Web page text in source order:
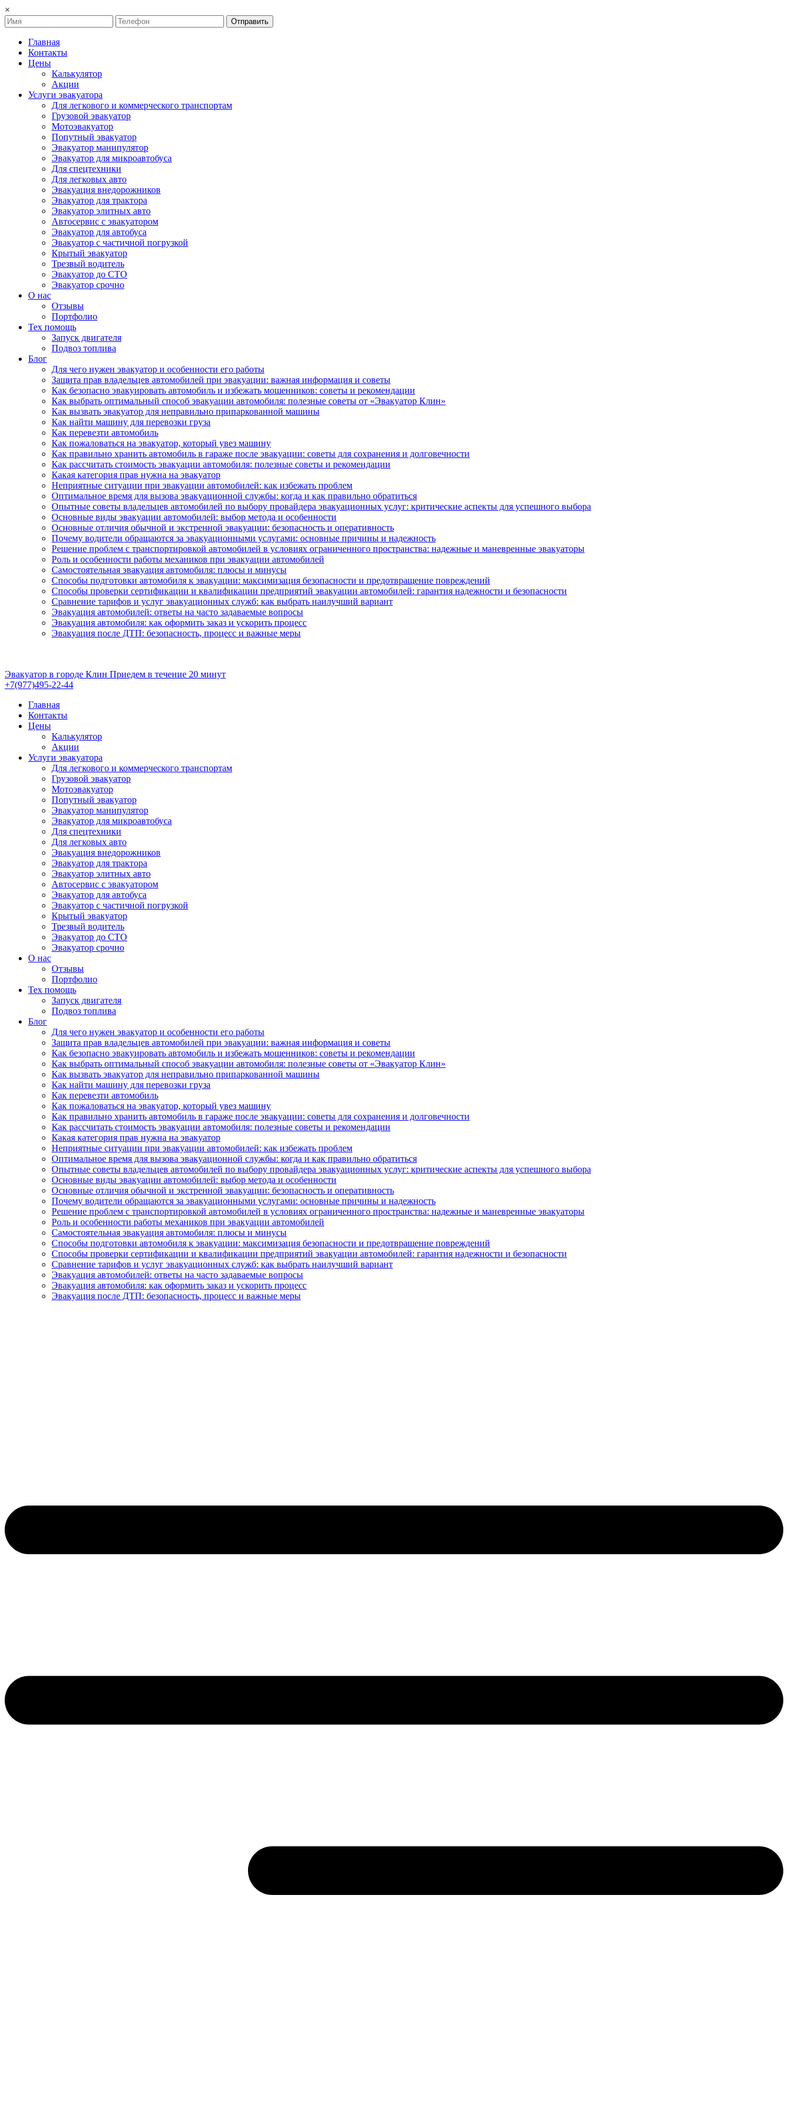
×
Отправить
Главная
Контакты
Цены
Калькулятор
Акции
Услуги эвакуатора
Для легкового и коммерческого транспортам
Грузовой эвакуатор
Мотоэвакуатор
Попутный эвакуатор
Эвакуатор манипулятор
Эвакуатор для микроавтобуса
Для спецтехники
Для легковых авто
Эвакуация внедорожников
Эвакуатор для трактора
Эвакуатор элитных авто
Автосервис с эвакуатором
Эвакуатор для автобуса
Эвакуатор с частичной погрузкой
Крытый эвакуатор
Трезвый водитель
Эвакуатор до СТО
Эвакуатор срочно
О нас
Отзывы
Портфолио
Тех помощь
Запуск двигателя
Подвоз топлива
Блог
Для чего нужен эвакуатор и особенности его работы
Защита прав владельцев автомобилей при эвакуации: важная информация и советы
Как безопасно эвакуировать автомобиль и избежать мошенников: советы и рекомендации
Как выбрать оптимальный способ эвакуации автомобиля: полезные советы от «Эвакуатор Клин»
Как вызвать эвакуатор для неправильно припаркованной машины
Как найти машину для перевозки груза
Как перевезти автомобиль
Как пожаловаться на эвакуатор, который увез машину
Как правильно хранить автомобиль в гараже после эвакуации: советы для сохранения и долговечности
Как рассчитать стоимость эвакуации автомобиля: полезные советы и рекомендации
Какая категория прав нужна на эвакуатор
Неприятные ситуации при эвакуации автомобилей: как избежать проблем
Оптимальное время для вызова эвакуационной службы: когда и как правильно обратиться
Опытные советы владельцев автомобилей по выбору провайдера эвакуационных услуг: критические аспекты для успешного выбора
Основные виды эвакуации автомобилей: выбор метода и особенности
Основные отличия обычной и экстренной эвакуации: безопасность и оперативность
Почему водители обращаются за эвакуационными услугами: основные причины и надежность
Решение проблем с транспортировкой автомобилей в условиях ограниченного пространства: надежные и маневренные эвакуаторы
Роль и особенности работы механиков при эвакуации автомобилей
Самостоятельная эвакуация автомобиля: плюсы и минусы
Способы подготовки автомобиля к эвакуации: максимизация безопасности и предотвращение повреждений
Способы проверки сертификации и квалификации предприятий эвакуации автомобилей: гарантия надежности и безопасности
Сравнение тарифов и услуг эвакуационных служб: как выбрать наилучший вариант
Эвакуация автомобилей: ответы на часто задаваемые вопросы
Эвакуация автомобиля: как оформить заказ и ускорить процесс
Эвакуация после ДТП: безопасность, процесс и важные меры
Эвакуатор в городе Клин Приедем в течение 20 минут
+7(977)495-22-44
Главная
Контакты
Цены
Калькулятор
Акции
Услуги эвакуатора
Для легкового и коммерческого транспортам
Грузовой эвакуатор
Мотоэвакуатор
Попутный эвакуатор
Эвакуатор манипулятор
Эвакуатор для микроавтобуса
Для спецтехники
Для легковых авто
Эвакуация внедорожников
Эвакуатор для трактора
Эвакуатор элитных авто
Автосервис с эвакуатором
Эвакуатор для автобуса
Эвакуатор с частичной погрузкой
Крытый эвакуатор
Трезвый водитель
Эвакуатор до СТО
Эвакуатор срочно
О нас
Отзывы
Портфолио
Тех помощь
Запуск двигателя
Подвоз топлива
Блог
Для чего нужен эвакуатор и особенности его работы
Защита прав владельцев автомобилей при эвакуации: важная информация и советы
Как безопасно эвакуировать автомобиль и избежать мошенников: советы и рекомендации
Как выбрать оптимальный способ эвакуации автомобиля: полезные советы от «Эвакуатор Клин»
Как вызвать эвакуатор для неправильно припаркованной машины
Как найти машину для перевозки груза
Как перевезти автомобиль
Как пожаловаться на эвакуатор, который увез машину
Как правильно хранить автомобиль в гараже после эвакуации: советы для сохранения и долговечности
Как рассчитать стоимость эвакуации автомобиля: полезные советы и рекомендации
Какая категория прав нужна на эвакуатор
Неприятные ситуации при эвакуации автомобилей: как избежать проблем
Оптимальное время для вызова эвакуационной службы: когда и как правильно обратиться
Опытные советы владельцев автомобилей по выбору провайдера эвакуационных услуг: критические аспекты для успешного выбора
Основные виды эвакуации автомобилей: выбор метода и особенности
Основные отличия обычной и экстренной эвакуации: безопасность и оперативность
Почему водители обращаются за эвакуационными услугами: основные причины и надежность
Решение проблем с транспортировкой автомобилей в условиях ограниченного пространства: надежные и маневренные эвакуаторы
Роль и особенности работы механиков при эвакуации автомобилей
Самостоятельная эвакуация автомобиля: плюсы и минусы
Способы подготовки автомобиля к эвакуации: максимизация безопасности и предотвращение повреждений
Способы проверки сертификации и квалификации предприятий эвакуации автомобилей: гарантия надежности и безопасности
Сравнение тарифов и услуг эвакуационных служб: как выбрать наилучший вариант
Эвакуация автомобилей: ответы на часто задаваемые вопросы
Эвакуация автомобиля: как оформить заказ и ускорить процесс
Эвакуация после ДТП: безопасность, процесс и важные меры